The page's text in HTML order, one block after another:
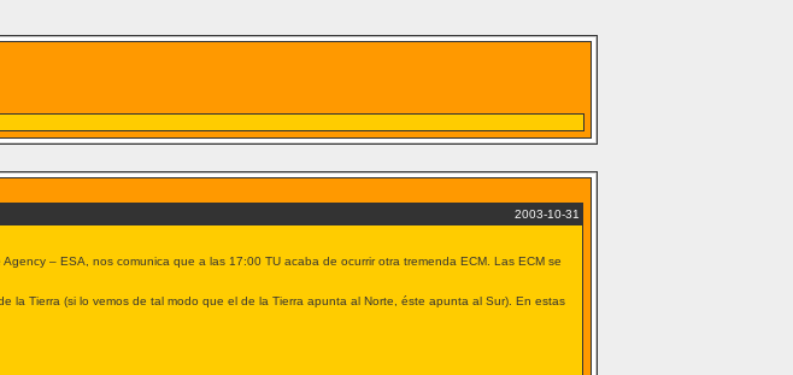
2003-10-31
– ESA, nos comunica que a las 17:00 TU acaba de ocurrir otra tremenda ECM. Las ECM se
la Tierra (si lo vemos de tal modo que el de la Tierra apunta al Norte, éste apunta al Sur). En estas